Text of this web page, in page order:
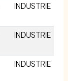
INDUSTRIE
INDUSTRIE
INDUSTRIE